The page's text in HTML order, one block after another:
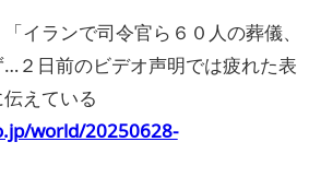
イランで司令官ら６０人の葬儀、
２日前のビデオ声明では疲れた表
えている
world/20250628-